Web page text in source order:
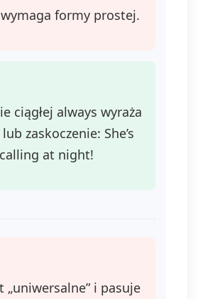
formy prostej.
ciągłej always wyraża
zaskoczenie: She’s
at night!
„uniwersalne” i pasuje